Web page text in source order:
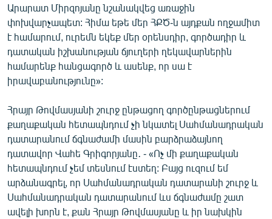
Արարատ Միրզոյանը նշանակվեց առաջին
փոխվարչապետ: Հիմա եթե մեր ՀՔԾ-ն այդքան ողջամիտ
է համարում, ուրեմն եկեք մեր օրենսդիր, գործադիր և
դատական իշխանության ճյուղերի ղեկավարներին
համարենք հանցագործ և ասենք, որ սա է
իրավաբանությունը»:
Հրայր Թովմասյանի շուրջ ընթացող գործընթացներում
քաղաքական հետապնդում չի նկատել Սահմանադրական
դատարանում ճգնաժամի մասին բարձրաձայնող
դատավոր Վահե Գրիգորյանը․ - «Ոչ մի քաղաքական
հետապնդում չեմ տեսնում էստեղ: Բայց ուզում եմ
արձանագրել, որ Սահմանադրական դատարանի շուրջ և
Սահմանադրական դատարանում ևս ճգնաժամը շատ
ավելի խորն է, քան Հրայր Թովմասյանը և իր նախկին